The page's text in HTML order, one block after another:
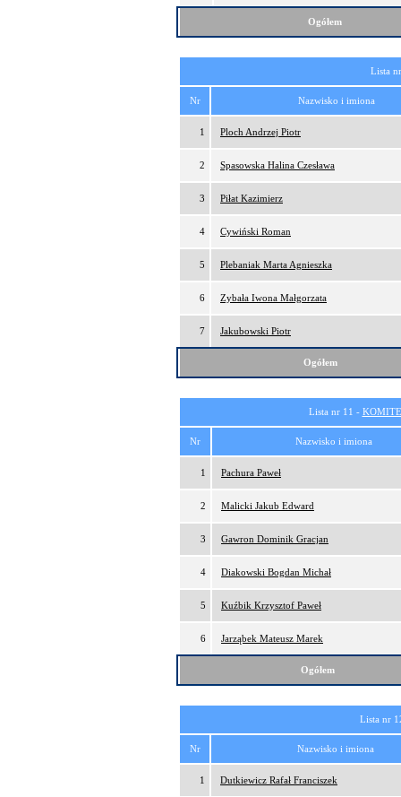
Ogółem
Lista
Nr Nazwisko i imiona
1 Ploch Andrzej Piotr
2 Spasowska Halina Czesława
3 Piłat Kazimierz
4 Cywiński Roman
5 Plebaniak Marta Agnieszka
6 Zybała Iwona Małgorzata
7 Jakubowski Piotr
Ogółem
Lista nr 11 -
Nr Nazwisko i imiona
1 Pachura Paweł
2 Malicki Jakub Edward
3 Gawron Dominik Gracjan
4 Diakowski Bogdan Michał
5 Kuźbik Krzysztof Paweł
6 Jarząbek Mateusz Marek
Ogółem
Lista nr
Nr Nazwisko i imiona
1 Dutkiewicz Rafał Franciszek